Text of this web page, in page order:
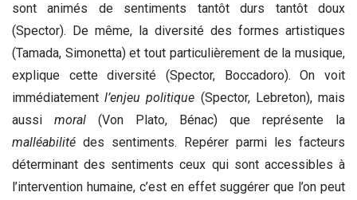
sont animés de sentiments tantôt durs tantôt doux
(Spector). De même, la diversité des formes artistiques
(Tamada, Simonetta) et tout particulièrement de la musique,
explique cette diversité (Spector, Boccadoro). On voit
immédiatementl’enjeu politique (Spector, Lebreton), mais
aussi moral (Von Plato, Bénac) que représente la
malléabilité des sentiments. Repérer parmi les facteurs
déterminant des sentiments ceux qui sont accessibles à
l’intervention humaine, c’est en effet suggérer que l’on peut